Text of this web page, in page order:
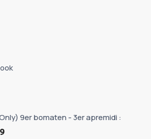
9er bomaten - 3er apremidi :